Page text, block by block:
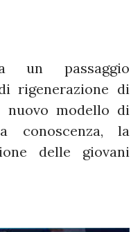
un passaggio
rigenerazione di
nuovo modello di
conoscenza, la
delle giovani